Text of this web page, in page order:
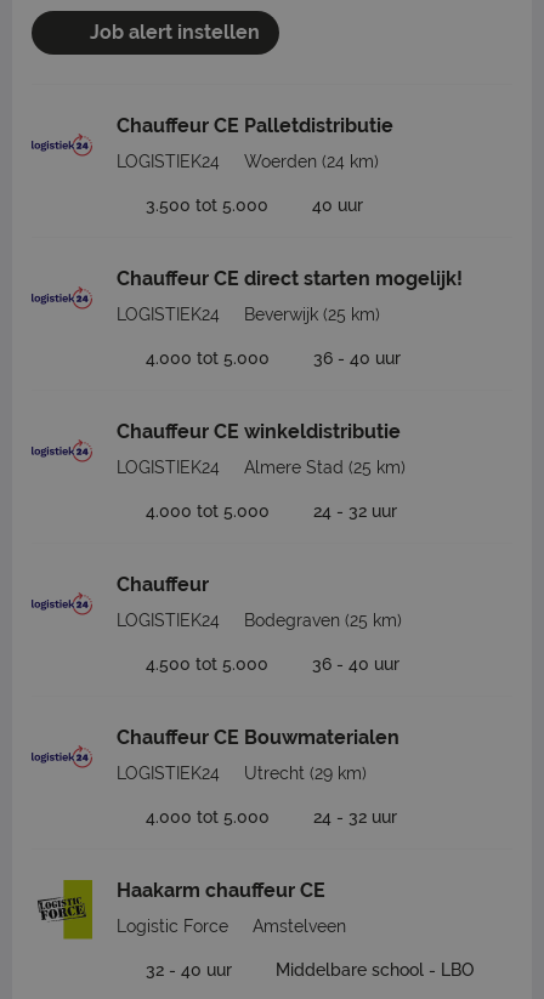
Job alert instellen
Chauffeur CE Palletdistributie
LOGISTIEK24 Woerden (24 km)
3.500 tot 5.000 40 uur
Chauffeur CE direct starten mogelijk!
LOGISTIEK24 Beverwijk (25 km)
4.000 tot 5.000 36 - 40 uur
Chauffeur CE winkeldistributie
LOGISTIEK24 Almere Stad (25 km)
4.000 tot 5.000 24 - 32 uur
Chauffeur
LOGISTIEK24 Bodegraven (25 km)
4.500 tot 5.000 36 - 40 uur
Chauffeur CE Bouwmaterialen
LOGISTIEK24 Utrecht (29 km)
4.000 tot 5.000 24 - 32 uur
Haakarm chauffeur CE
Logistic Force Amstelveen
32 - 40 uur Middelbare school - LBO